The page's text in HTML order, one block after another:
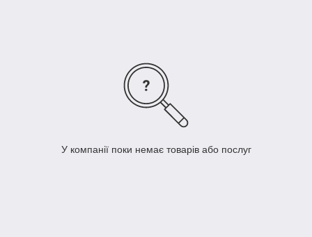
У компанії поки немає товарів або послуг